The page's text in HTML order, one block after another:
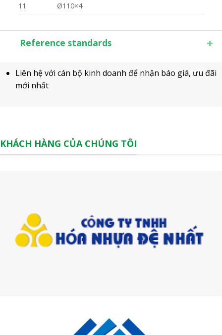
11
Ø110×4
Reference standards
Liên hệ với cán bộ kinh doanh để nhận báo giá, ưu đãi
mới nhất
KHÁCH HÀNG CỦA CHÚNG TÔI